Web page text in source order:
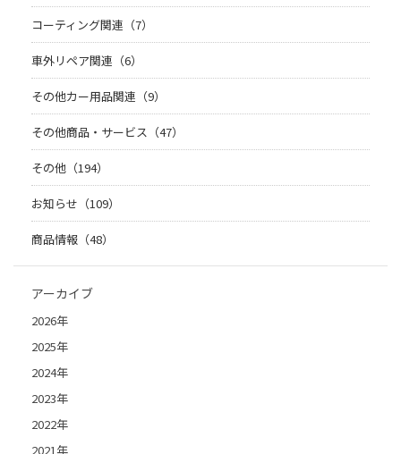
コーティング関連（7）
車外リペア関連（6）
その他カー用品関連（9）
その他商品・サービス（47）
その他（194）
お知らせ（109）
商品情報（48）
アーカイブ
2026年
2025年
2024年
2023年
2022年
2021年